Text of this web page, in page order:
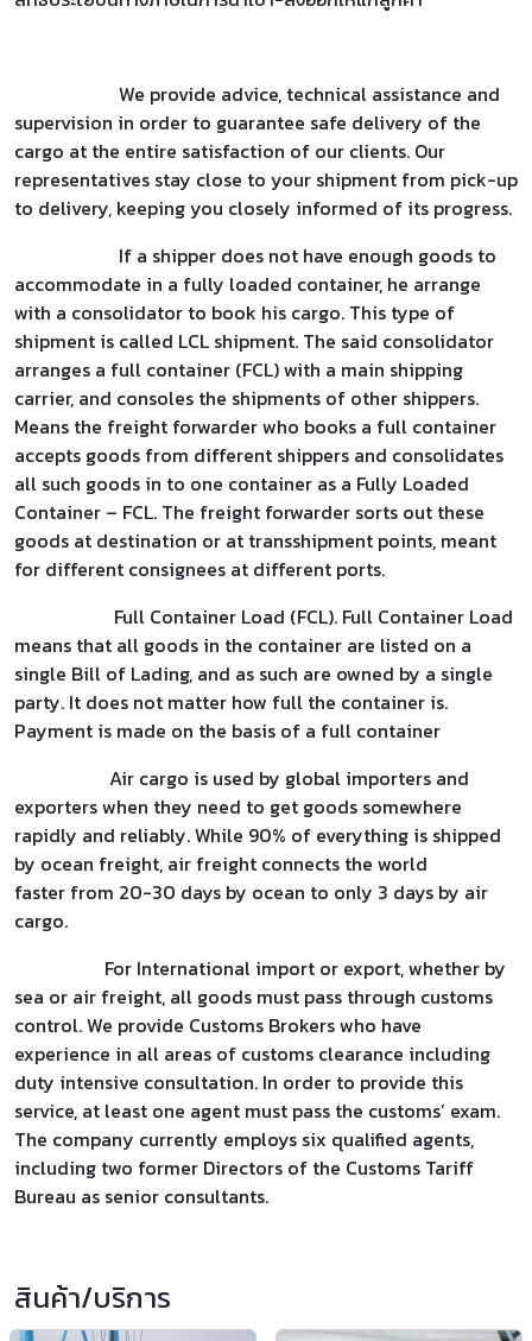
We provide advice, technical assistance and
supervision in order to guarantee safe delivery of the
cargo at the entire satisfaction of our clients. Our
representatives stay close to your shipment from pick-up
to delivery, keeping you closely informed of its progress.
If a shipper does not have enough goods to
accommodate in a fully loaded container, he arrange
with a consolidator to book his cargo. This type of
shipment is called LCL shipment. The said consolidator
arranges a full container (FCL) with a main shipping
carrier, and consoles the shipments of other shippers.
Means the freight forwarder who books a full container
accepts goods from different shippers and consolidates
all such goods in to one container as a Fully Loaded
Container – FCL. The freight forwarder sorts out these
goods at destination or at transshipment points, meant
for different consignees at different ports.
Full Container Load (FCL). Full Container Load
means that all goods in the container are listed on a
single Bill of Lading, and as such are owned by a single
party. It does not matter how full the container is.
Payment is made on the basis of a full container
Air cargo is used by global importers and
exporters when they need to get goods somewhere
rapidly and reliably. While 90% of everything is shipped
by ocean freight, air freight connects the world
faster from 20-30 days by ocean to only 3 days by air
cargo.
For International import or export, whether by
sea or air freight, all goods must pass through customs
control. We provide Customs Brokers who have
experience in all areas of customs clearance including
duty intensive consultation. In order to provide this
service, at least one agent must pass the customs’ exam.
The company currently employs six qualified agents,
including two former Directors of the Customs Tariff
Bureau as senior consultants.
สินค้า/บริการ